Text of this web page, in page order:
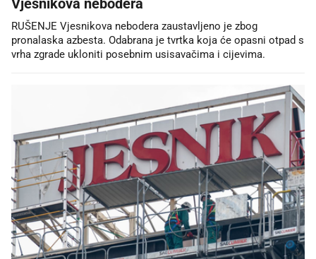
Vjesnikova nebodera
RUŠENJE Vjesnikova nebodera zaustavljeno je zbog
pronalaska azbesta. Odabrana je tvrtka koja će opasni otpad s
vrha zgrade ukloniti posebnim usisavačima i cijevima.